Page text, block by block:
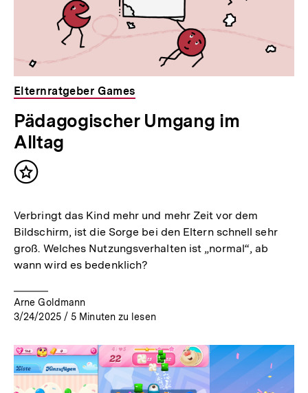
Elternratgeber Games
Pädagogischer Umgang im
Alltag
Inhalt
Verbringt das Kind mehr und mehr Zeit vor dem
Bildschirm, ist die Sorge bei den Eltern schnell sehr
groß. Welches Nutzungsverhalten ist „normal“, ab
wann wird es bedenklich?
Arne Goldmann
3/24/2025 / 5 Minuten zu lesen